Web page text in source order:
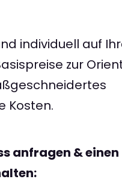
individuell auf
zur
Kosten.
anfragen & einen